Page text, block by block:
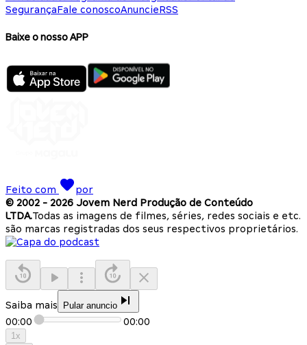
SegurançaFale conoscoAnuncieRSS
Baixe o nosso APP
Feito com
por
© 2002 - 2026 Jovem Nerd Produção de Conteúdo
LTDA.Todas as imagens de filmes, séries, redes sociais e etc.
são marcas registradas dos seus respectivos proprietários.
Saiba mais Pular anuncio
00:00 00:00
1x